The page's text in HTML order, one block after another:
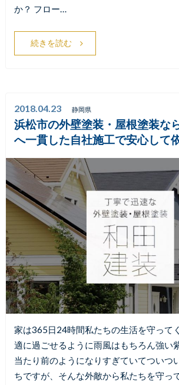
か？ フロー…
続きを読む
2018.04.23 静岡県
浜松市の外壁塗装・屋根塗装な
へ一貫した自社施工で安心して
家は365日24時間私たちの生活を守って
適に過ごせるように雨風はもちろん強い
当たり前のようになりすぎていてついつ
ちですが、そんな外敵から私たちを守っ